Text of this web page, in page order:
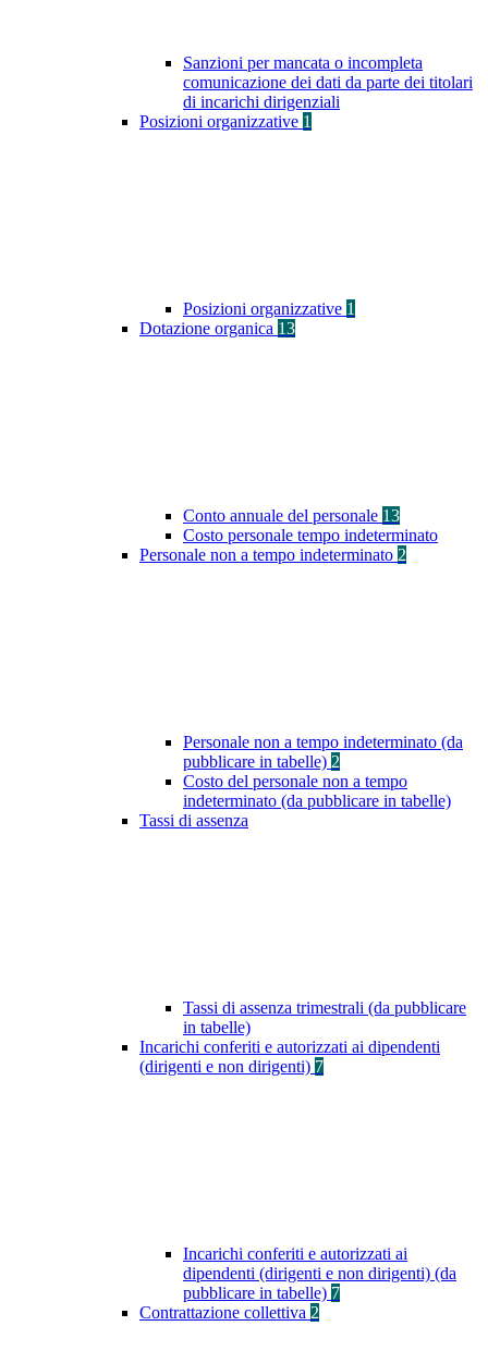
Sanzioni per mancata o incompleta
comunicazione dei dati da parte dei titolari
di incarichi dirigenziali
Posizioni organizzative 1
Posizioni organizzative 1
Dotazione organica 13
Conto annuale del personale 13
Costo personale tempo indeterminato
Personale non a tempo indeterminato 2
Personale non a tempo indeterminato (da
pubblicare in tabelle) 2
Costo del personale non a tempo
indeterminato (da pubblicare in tabelle)
Tassi di assenza
Tassi di assenza trimestrali (da pubblicare
in tabelle)
Incarichi conferiti e autorizzati ai dipendenti
(dirigenti e non dirigenti) 7
Incarichi conferiti e autorizzati ai
dipendenti (dirigenti e non dirigenti) (da
pubblicare in tabelle) 7
Contrattazione collettiva 2